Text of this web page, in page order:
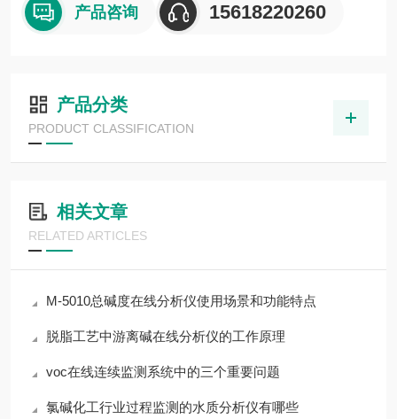
产品咨询 15618220260
产品分类
PRODUCT CLASSIFICATION
相关文章
RELATED ARTICLES
M-5010总碱度在线分析仪使用场景和功能特点
脱脂工艺中游离碱在线分析仪的工作原理
voc在线连续监测系统中的三个重要问题
氯碱化工行业过程监测的水质分析仪有哪些